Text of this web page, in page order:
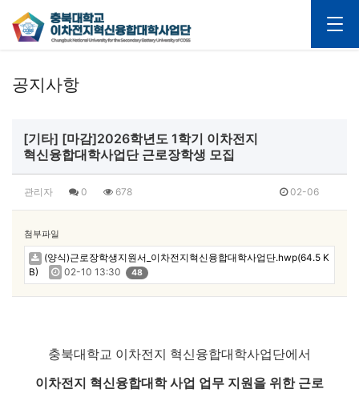
공지사항
[기타] [마감]2026학년도 1학기 이차전지
혁신융합대학사업단 근로장학생 모집
관리자 0 678 02-06
첨부파일
(양식)근로장학생지원서_이차전지혁신융합대학사업단.hwp(64.5 K
B)
02-10 13:30 48
충북대학교 이차전지 혁신융합대학사업단에서
이차전지 혁신융합대학 사업 업무 지원을 위한 근로